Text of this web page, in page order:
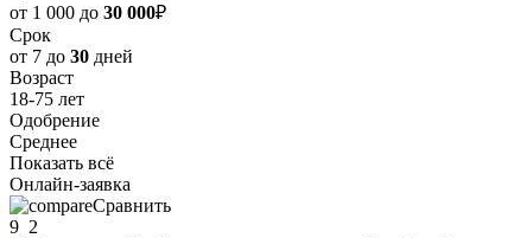
от 1 000 до 30 000₽
Срок
от 7 до 30 дней
Возраст
18-75 лет
Одобрение
Среднее
Показать всё
Онлайн-заявка
Сравнить
9 2